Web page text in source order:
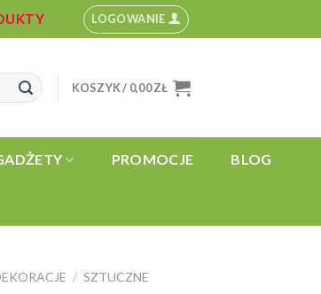
LOGOWANIE
KOSZYK / 0,00ZŁ
PROMOCJE BLOG
/ SZTUCZNE